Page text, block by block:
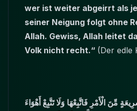
wer ist weiter abgeirrt als
seiner Neigung folgt ohne
Allah. Gewiss, Allah leitet
Volk nicht recht.“ (Der edle
مِّنَ الْأَمْرِ فَاتَّبِعْهَا وَلَا تَتَّبِعْ أَهْوَاءَ